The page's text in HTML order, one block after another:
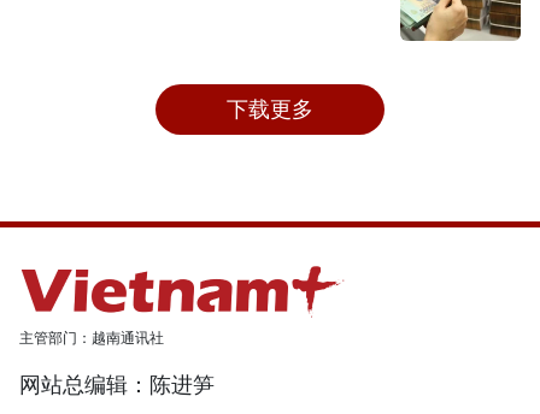
下载更多
主管部门：越南通讯社
网站总编辑：陈进笋